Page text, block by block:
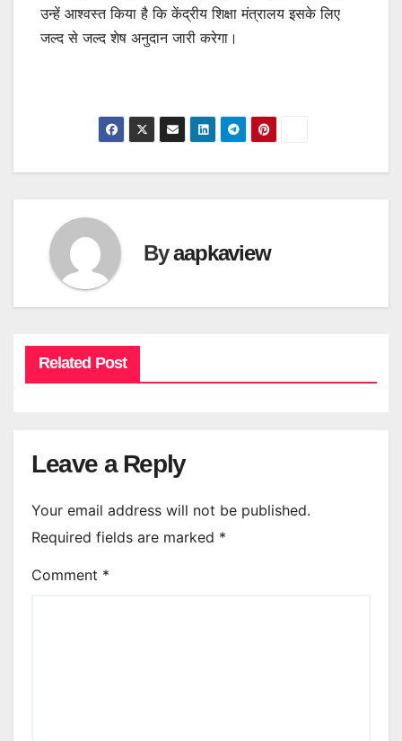
उन्हें आश्वस्त किया है कि केंद्रीय शिक्षा मंत्रालय इसके लिए
जल्द से जल्द शेष अनुदान जारी करेगा।
Byaapkaview
Related Post
Leave a Reply
Your email address will not be published.
Required fields are marked *
Comment *